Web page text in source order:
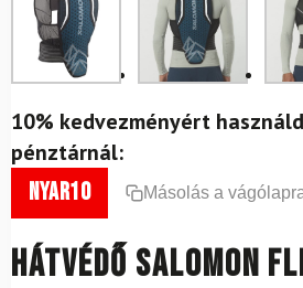
10% kedvezményért
pénztárnál:
nyar10 Másolás a
Hátvédő SALOMON